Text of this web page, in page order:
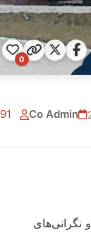
0
91 Co Admin
نگرانی‌های